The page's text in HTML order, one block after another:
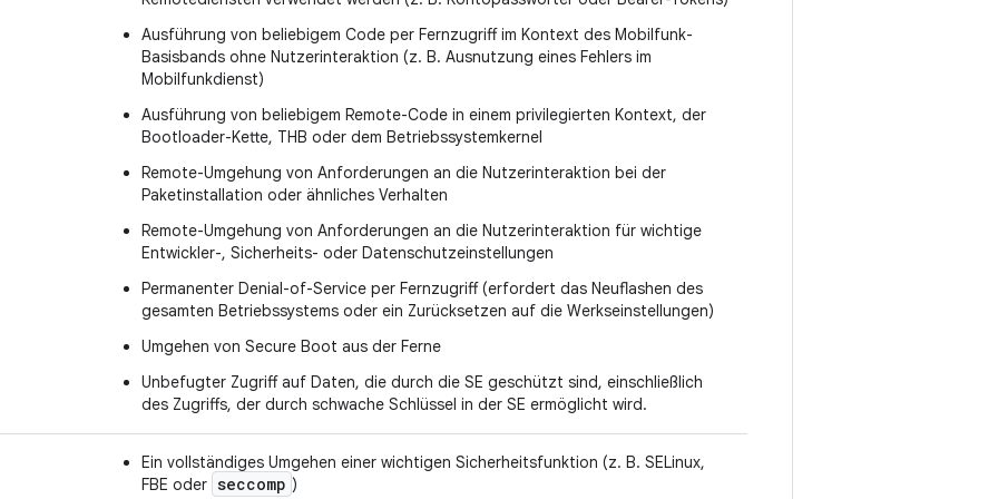
Ausführung von beliebigem Code per Fernzugriff im Kontext des Mobilfunk-
Basisbands ohne Nutzerinteraktion (z. B. Ausnutzung eines Fehlers im
Mobilfunkdienst)
Ausführung von beliebigem Remote-Code in einem privilegierten Kontext, der
Bootloader-Kette, THB oder dem Betriebssystemkernel
Remote-Umgehung von Anforderungen an die Nutzerinteraktion bei der
Paketinstallation oder ähnliches Verhalten
Remote-Umgehung von Anforderungen an die Nutzerinteraktion für wichtige
Entwickler-, Sicherheits- oder Datenschutzeinstellungen
Permanenter Denial-of-Service per Fernzugriff (erfordert das Neuflashen des
gesamten Betriebssystems oder ein Zurücksetzen auf die Werkseinstellungen)
Umgehen von Secure Boot aus der Ferne
Unbefugter Zugriff auf Daten, die durch die SE geschützt sind, einschließlich
des Zugriffs, der durch schwache Schlüssel in der SE ermöglicht wird.
Ein vollständiges Umgehen einer wichtigen Sicherheitsfunktion (z. B. SELinux,
FBE oder seccomp )